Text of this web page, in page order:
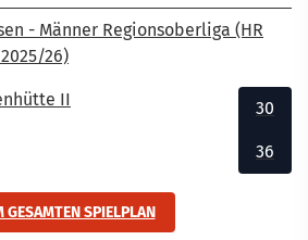
- Männer Regionsoberliga (HR
26)
II
30
36
GESAMTEN SPIELPLAN